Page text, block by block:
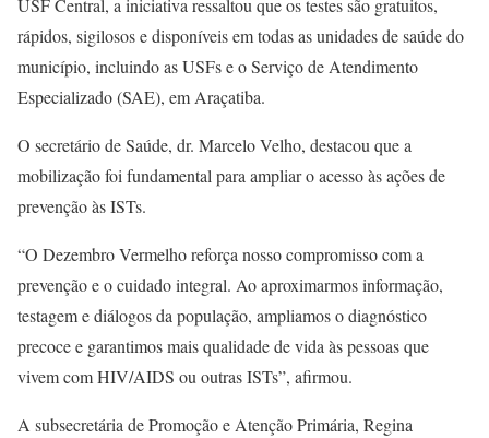
USF Central, a iniciativa ressaltou que os testes são gratuitos,
rápidos, sigilosos e disponíveis em todas as unidades de saúde do
município, incluindo as USFs e o Serviço de Atendimento
Especializado (SAE), em Araçatiba.
O secretário de Saúde, dr. Marcelo Velho, destacou que a
mobilização foi fundamental para ampliar o acesso às ações de
prevenção às ISTs.
“O Dezembro Vermelho reforça nosso compromisso com a
prevenção e o cuidado integral. Ao aproximarmos informação,
testagem e diálogos da população, ampliamos o diagnóstico
precoce e garantimos mais qualidade de vida às pessoas que
vivem com HIV/AIDS ou outras ISTs”, afirmou.
A subsecretária de Promoção e Atenção Primária, Regina